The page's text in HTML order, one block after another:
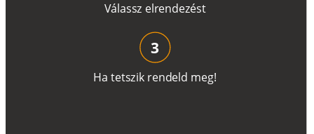
Válassz elrendezést
Ha tetszik rendeld meg!
3